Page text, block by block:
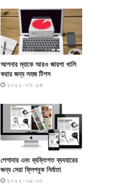
আপনার ম্যাকে আরও জায়গা খালি
করার জন্য সহজ টিপস
২০২২-০৭-২৪
পেশাদার এবং ব্যক্তিগত ব্যবহারের
জন্য সেরা ফ্লিপবুক নির্মাতা
২০২২-০৬-০৩